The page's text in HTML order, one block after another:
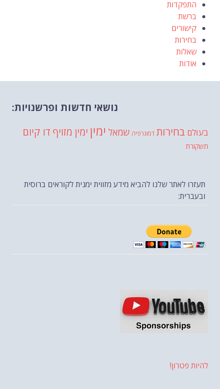
התפקדות
ברשת
קישורים
בחירות
שאלות
אודות
נושאי חדשות ופרשנויות:
בעולם בחירות דמוגרפיה שמאל ימין ימין מזויף דו קיום
תשקורת
תעזרו לאתר שלנו להביא מידע מזווית ימנית לקוראים ברוסית
ובעברית:
להיות פטרון!